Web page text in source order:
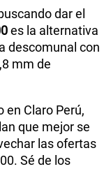
dar el
es la alternativa
descomunal con
mm de
en Claro Perú,
que mejor se
las ofertas
Sé de los